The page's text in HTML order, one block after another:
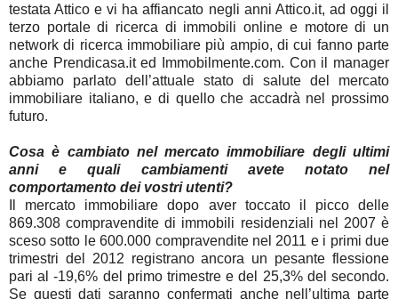
testata Attico e vi ha affiancato negli anni Attico.it, ad oggi il
terzo portale di ricerca di immobili online e motore di un
network di ricerca immobiliare più ampio, di cui fanno parte
anche Prendicasa.it ed Immobilmente.com. Con il manager
abbiamo parlato dell’attuale stato di salute del mercato
immobiliare italiano, e di quello che accadrà nel prossimo
futuro.
Cosa è cambiato nel mercato immobiliare degli ultimi
anni e quali cambiamenti avete notato nel
comportamento dei vostri utenti?
Il mercato immobiliare dopo aver toccato il picco delle
869.308 compravendite di immobili residenziali nel 2007 è
sceso sotto le 600.000 compravendite nel 2011 e i primi due
trimestri del 2012 registrano ancora un pesante flessione
pari al -19,6% del primo trimestre e del 25,3% del secondo.
Se questi dati saranno confermati anche nell’ultima parte